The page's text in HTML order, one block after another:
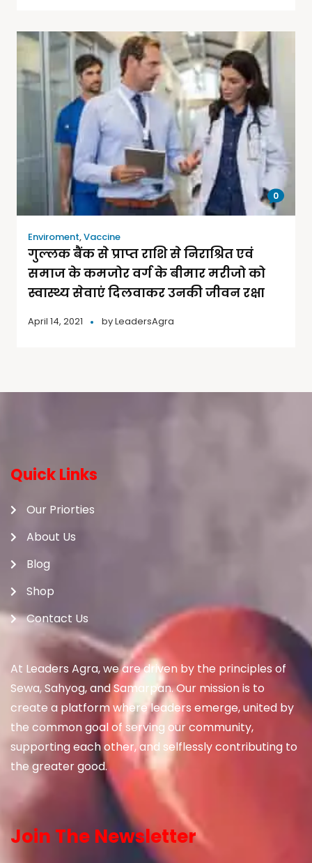
0
Enviroment,Vaccine
गुल्लक बैंक से प्राप्त राशि से निराश्रित एवं
समाज के कमजोर वर्ग के बीमार मरीजो को
स्वास्थ्य सेवाएं दिलवाकर उनकी जीवन रक्षा
April 14, 2021 byLeadersAgra
Quick Links
Our Priorties
About Us
Blog
Shop
Contact Us
At Leaders Agra, we are driven by the principles of
Sewa, Sahyog, and Samarpan. Our mission is to
create a platform where leaders emerge, united by
the common goal of serving our community,
supporting each other, and selflessly contributing to
the greater good.
Join The Newsletter